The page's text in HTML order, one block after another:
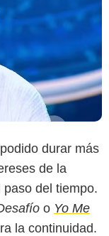
durar más
de la
del tiempo.
o Yo Me
la continuidad.